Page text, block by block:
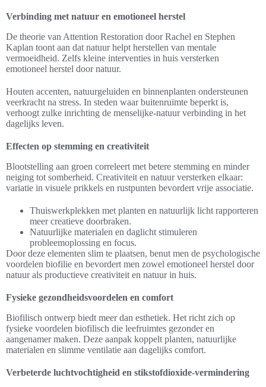
Verbinding met natuur en emotioneel herstel
De theorie van Attention Restoration door Rachel en Stephen
Kaplan toont aan dat natuur helpt herstellen van mentale
vermoeidheid. Zelfs kleine interventies in huis versterken
emotioneel herstel door natuur.
Houten accenten, natuurgeluiden en binnenplanten ondersteunen
veerkracht na stress. In steden waar buitenruimte beperkt is,
verhoogt zulke inrichting de menselijke-natuur verbinding in het
dagelijks leven.
Effecten op stemming en creativiteit
Blootstelling aan groen correleert met betere stemming en minder
neiging tot somberheid. Creativiteit en natuur versterken elkaar:
variatie in visuele prikkels en rustpunten bevordert vrije associatie.
Thuiswerkplekken met planten en natuurlijk licht rapporteren
meer creatieve doorbraken.
Natuurlijke materialen en daglicht stimuleren
probleemoplossing en focus.
Door deze elementen slim te plaatsen, benut men de psychologische
voordelen biofilie en bevordert men zowel emotioneel herstel door
natuur als productieve creativiteit en natuur in huis.
Fysieke gezondheidsvoordelen en comfort
Biofilisch ontwerp biedt meer dan esthetiek. Het richt zich op
fysieke voordelen biofilisch die leefruimtes gezonder en
aangenamer maken. Deze aanpak koppelt planten, natuurlijke
materialen en slimme ventilatie aan dagelijks comfort.
Verbeterde luchtvochtigheid en stikstofdioxide-vermindering